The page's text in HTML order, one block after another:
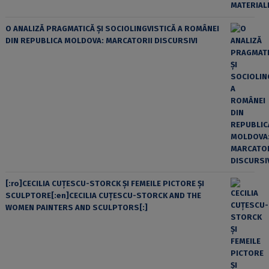
O ANALIZĂ PRAGMATICĂ ȘI SOCIOLINGVISTICĂ A ROMÂNEI
DIN REPUBLICA MOLDOVA: MARCATORII DISCURSIVI
[:ro]CECILIA CUŢESCU-STORCK ŞI FEMEILE PICTORE ŞI
SCULPTORE[:en]CECILIA CUŢESCU-STORCK AND THE
WOMEN PAINTERS AND SCULPTORS[:]